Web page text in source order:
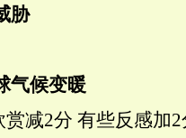
胁
气候变暖
赏减2分 有些反感加2